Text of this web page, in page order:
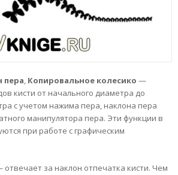
пера, Копировальное колесико —
кисти от начального диаметра до
с учетом нажима пера, наклона пера
манипулятора пера. Эти функции в
при работе с графическим
отвечает за наклон отпечатка кисти. Чем